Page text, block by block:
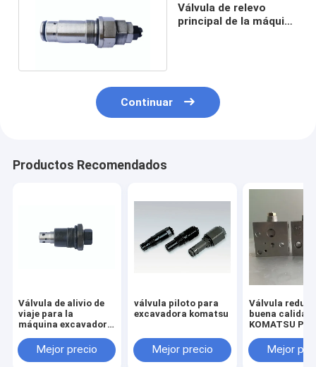
Válvula de relevo
principal de la máquina
Continuar
Productos Recomendados
Válvula de alivio de
viaje para la
máquina excavadora
Mejor precio
válvula piloto para
excavadora komatsu
Mejor precio
Válvula
buena calidad
KOMATSU
Mejor